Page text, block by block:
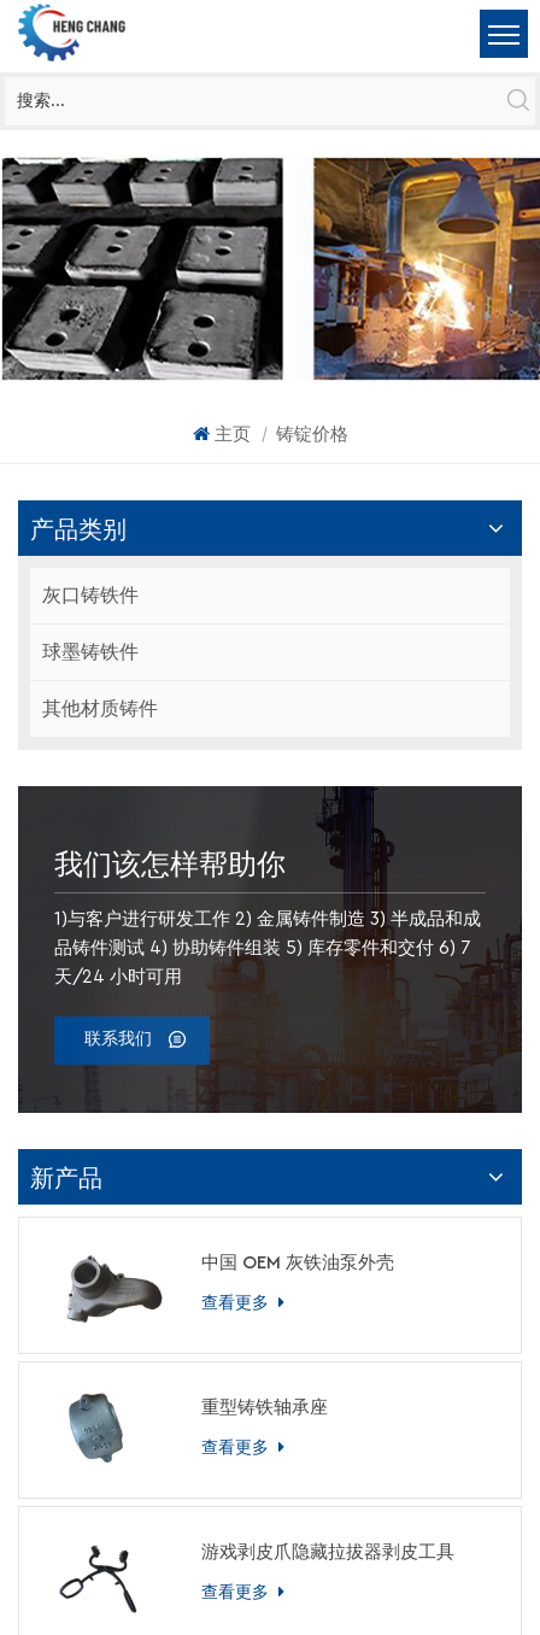
主页 | 铸锭价格
产品类别
灰口铸铁件
球墨铸铁件
其他材质铸件
我们该怎样帮助你
1)与客户进行研发工作 2) 金属铸件制造 3) 半成品和成
品铸件测试 4) 协助铸件组装 5) 库存零件和交付 6) 7
天/24 小时可用
联系我们
新产品
中国 OEM 灰铁油泵外壳
查看更多
重型铸铁轴承座
查看更多
游戏剥皮爪隐藏拉拔器剥皮工具
查看更多